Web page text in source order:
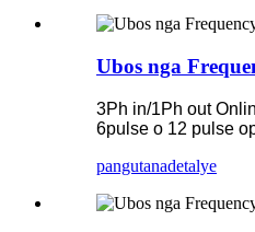
Ubos nga
3Ph in/1Ph out
6pulse o 12 pulse
pangutanadetalye